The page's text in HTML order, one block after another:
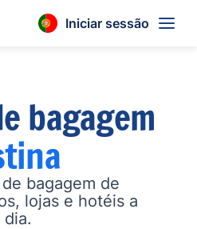
Iniciar sessão
bagagem
bagagem de
lojas e hotéis a